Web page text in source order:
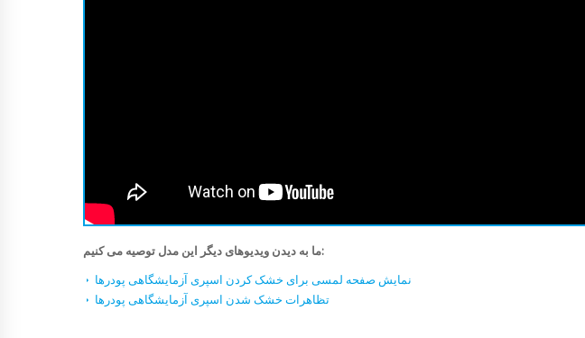
ما به دیدن ویدیوهای دیگر این مدل توصیه می کنیم:
نمایش صفحه لمسی برای خشک کردن اسپری آزمایشگاهی پودرها
تظاهرات خشک شدن اسپری آزمایشگاهی پودرها